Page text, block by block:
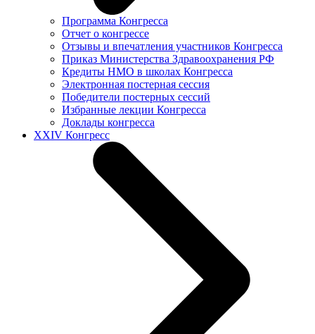
Программа Конгресса
Отчет о конгрессе
Отзывы и впечатления участников Конгресса
Приказ Министерства Здравоохранения РФ
Кредиты НМО в школах Конгресса
Электронная постерная сессия
Победители постерных сессий
Избранные лекции Конгресса
Доклады конгресса
XXIV Конгресс